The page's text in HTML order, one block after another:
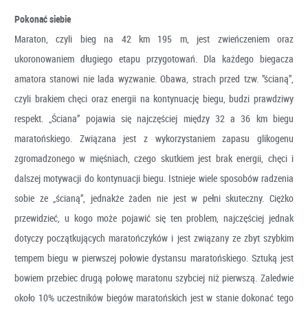
Pokonać siebie
Maraton, czyli bieg na 42 km 195 m, jest zwieńczeniem oraz
ukoronowaniem długiego etapu przygotowań. Dla każdego biegacza
amatora stanowi nie lada wyzwanie. Obawa, strach przed tzw. ”ścianą”,
czyli brakiem chęci oraz energii na kontynuację biegu, budzi prawdziwy
respekt. „Ściana” pojawia się najczęściej między 32 a 36 km biegu
maratońskiego. Związana jest z wykorzystaniem zapasu glikogenu
zgromadzonego w mięśniach, czego skutkiem jest brak energii, chęci i
dalszej motywacji do kontynuacji biegu. Istnieje wiele sposobów radzenia
sobie ze „ścianą”, jednakże żaden nie jest w pełni skuteczny. Ciężko
przewidzieć, u kogo może pojawić się ten problem, najczęściej jednak
dotyczy początkujących maratończyków i jest związany ze zbyt szybkim
tempem biegu w pierwszej połowie dystansu maratońskiego. Sztuką jest
bowiem przebiec drugą połowę maratonu szybciej niż pierwszą. Zaledwie
około 10% uczestników biegów maratońskich jest w stanie dokonać tego